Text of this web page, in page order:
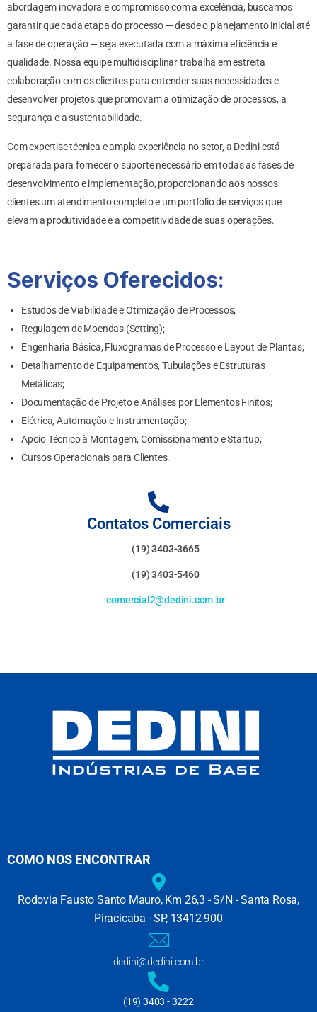
abordagem inovadora e compromisso com a excelência, buscamos
garantir que cada etapa do processo — desde o planejamento inicial até
a fase de operação — seja executada com a máxima eficiência e
qualidade. Nossa equipe multidisciplinar trabalha em estreita
colaboração com os clientes para entender suas necessidades e
desenvolver projetos que promovam a otimização de processos, a
segurança e a sustentabilidade.
Com expertise técnica e ampla experiência no setor, a Dedini está
preparada para fornecer o suporte necessário em todas as fases de
desenvolvimento e implementação, proporcionando aos nossos
clientes um atendimento completo e um portfólio de serviços que
elevam a produtividade e a competitividade de suas operações.
Serviços Oferecidos:
Estudos de Viabilidade e Otimização de Processos;
Regulagem de Moendas (Setting);
Engenharia Básica, Fluxogramas de Processo e Layout de Plantas;
Detalhamento de Equipamentos, Tubulações e Estruturas
Metálicas;
Documentação de Projeto e Análises por Elementos Finitos;
Elétrica, Automação e Instrumentação;
Apoio Técnico à Montagem, Comissionamento e Startup;
Cursos Operacionais para Clientes.
Contatos Comerciais
(19) 3403-3665
(19) 3403-5460
comercial2@dedini.com.br
COMO NOS ENCONTRAR
Rodovia Fausto Santo Mauro, Km 26,3 - S/N - Santa Rosa,
Piracicaba - SP, 13412-900
dedini@dedini.com.br
(19) 3403 - 3222